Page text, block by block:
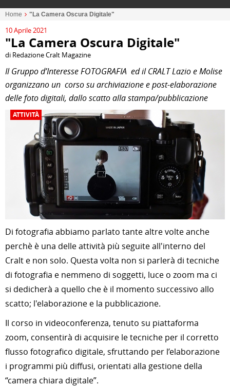
Home "La Camera Oscura Digitale"
10 Aprile 2021
"La Camera Oscura Digitale"
di Redazione Cralt Magazine
Il Gruppo d’Interesse FOTOGRAFIA ed il CRALT Lazio e Molise
organizzano un corso su archiviazione e post-elaborazione
delle foto digitali, dallo scatto alla stampa/pubblicazione
ATTIVITÀ
Di fotografia abbiamo parlato tante altre volte anche
perchè è una delle attività più seguite all'interno del
Cralt e non solo. Questa volta non si parlerà di tecniche
di fotografia e nemmeno di soggetti, luce o zoom ma ci
si dedicherà a quello che è il momento successivo allo
scatto; l'elaborazione e la pubblicazione.
Il corso in videoconferenza, tenuto su piattaforma
zoom, consentirà di acquisire le tecniche per il corretto
flusso fotografico digitale, sfruttando per l’elaborazione
i programmi più diffusi, orientati alla gestione della
“camera chiara digitale”.